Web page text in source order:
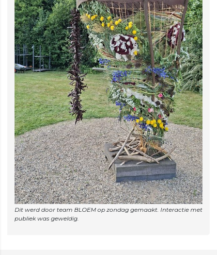
Dit werd door team BLOEM op zondag gemaakt. Interactie met